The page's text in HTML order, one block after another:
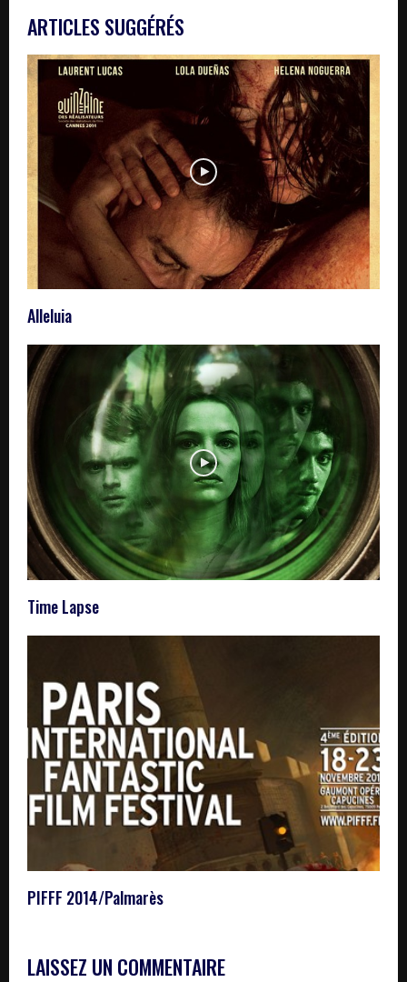
ARTICLES SUGGÉRÉS
Alleluia
Time Lapse
PIFFF 2014/Palmarès
LAISSEZ UN COMMENTAIRE